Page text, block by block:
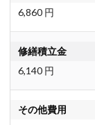
6,860 円
修繕積立金
6,140 円
その他費用